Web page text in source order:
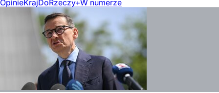
OpinieKrajDoRzeczy+W numerze